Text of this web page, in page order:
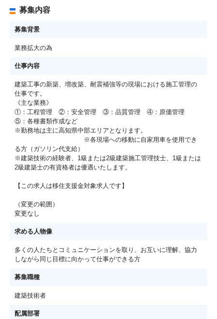
募集内容
募集背景
業務拡大の為
仕事内容
建築工事の新築、増改築、耐震補強等の現場における施工管理の
仕事です。
《主な業務》
①：工程管理 ②：安全管理 ③：品質管理 ④：原価管理
⑤：各種書類作成など
※勤務地は主に高知県中部エリアとなります。
※各現場への移動に自家用車を使用でき
る方（ガソリン代支給）
※建築技術の経験者、1級または2級建築施工管理技士、1級または
2級建築士の有資格者は優遇いたします。
【この求人は移住支援金対象求人です】
（変更の範囲）
変更なし
求める人物像
多くの人たちとコミュニケーションを取り、お互いに理解、協力
しながら同じ目標に向かって仕事ができる方
募集職種
建築技術者
配属部署